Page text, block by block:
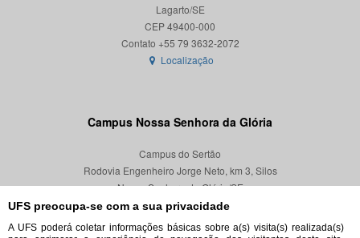
UFS preocupa-se com a sua privacidade
A UFS poderá coletar informações básicas sobre a(s) visita(s) realizada(s)
Lagarto/SE
CEP 49400-000
Localização
Campus Nossa Senhora da Glória
Campus do Sertão
Rodovia Engenheiro Jorge Neto, km 3, Silos
Nossa Senhora da Glória/SE
CEP 49680-000